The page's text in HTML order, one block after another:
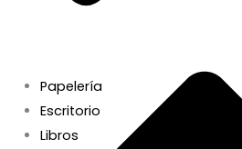
Papelería
Escritorio
Libros